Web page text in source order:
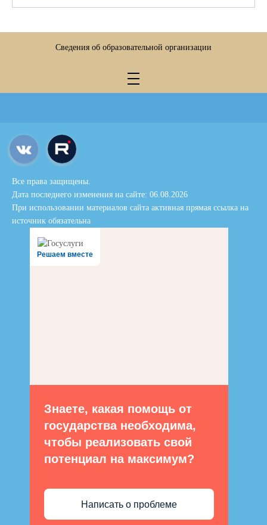
Сведения об образовательной организации
Все права защищены.
Дата последнего изменения на сайте: 06.08.2026
При использовании материалов сайта активная прямая ссылка на
источник обязательна
Решаем вместе
Знаете, какая помощь от
государства необходима,
чтобы реализовать свой
потенциал на максимум?
Написать о проблеме